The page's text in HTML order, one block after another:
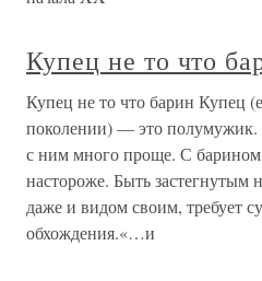
Купец не то что
Купец не то что барин Купец
поколении) — это полумужик.
с ним много проще. С барином
настороже. Быть застегнутым
даже и видом своим, требует
обхождения.«…и